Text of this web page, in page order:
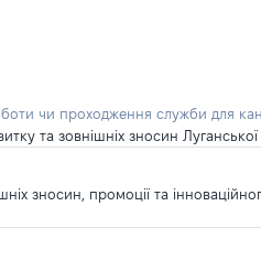
чи проходження служби для
та зовнішніх зносин Луганської
зносин, промоції та